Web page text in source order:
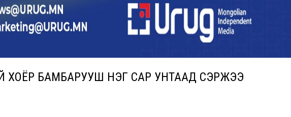
ХОЁР БАМБАРУУШ НЭГ САР УНТААД СЭРЖЭЭ